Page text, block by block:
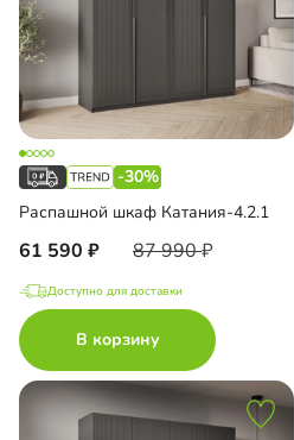
-30%
Распашной шкаф Катания-4.2.1
61 590 87 990
Доступно для доставки
В корзину